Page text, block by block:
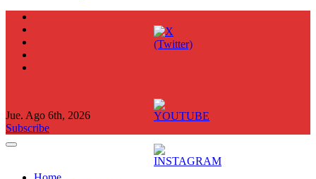
Jue. Ago 6th, 2026
Subscribe